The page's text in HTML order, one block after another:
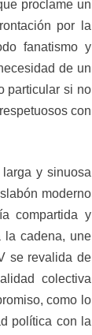
proclame un
por la
fanatismo y
de un
particular si no
con
y sinuosa
moderno
compartida y
la cadena, une
se revalida de
colectiva
como lo
política con la